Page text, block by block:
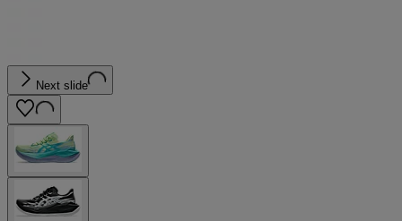
Next slide